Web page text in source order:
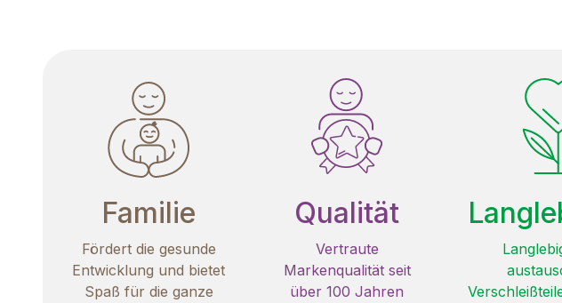
Familie
Fördert die gesunde
Entwicklung und bietet
Spaß für die ganze
Qualität
Vertraute
Markenqualität seit
über 100 Jahren